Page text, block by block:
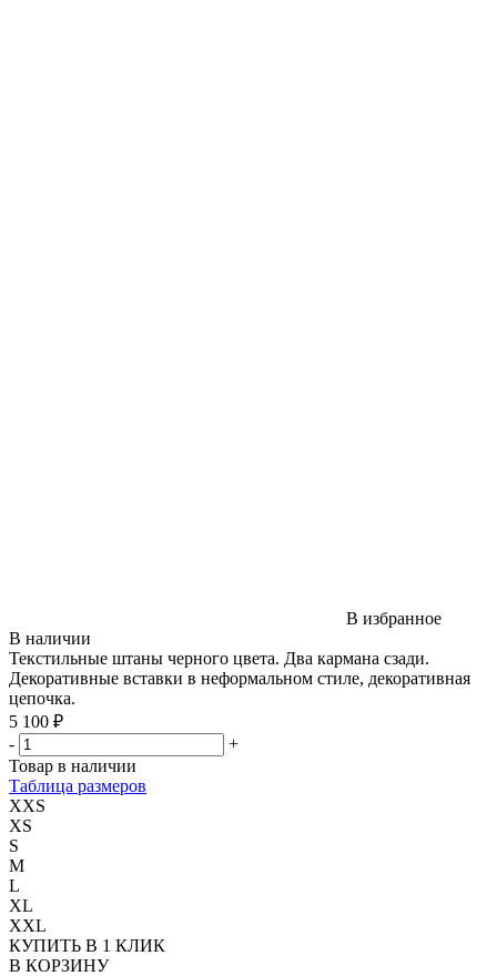
В избранное
В наличии
Текстильные штаны черного цвета. Два кармана сзади.
Декоративные вставки в неформальном стиле, декоративная
цепочка.
5 100 ₽
-
+
Товар в наличии
Таблица размеров
XXS
XS
S
M
L
XL
XXL
КУПИТЬ В 1 КЛИК
В КОРЗИНУ